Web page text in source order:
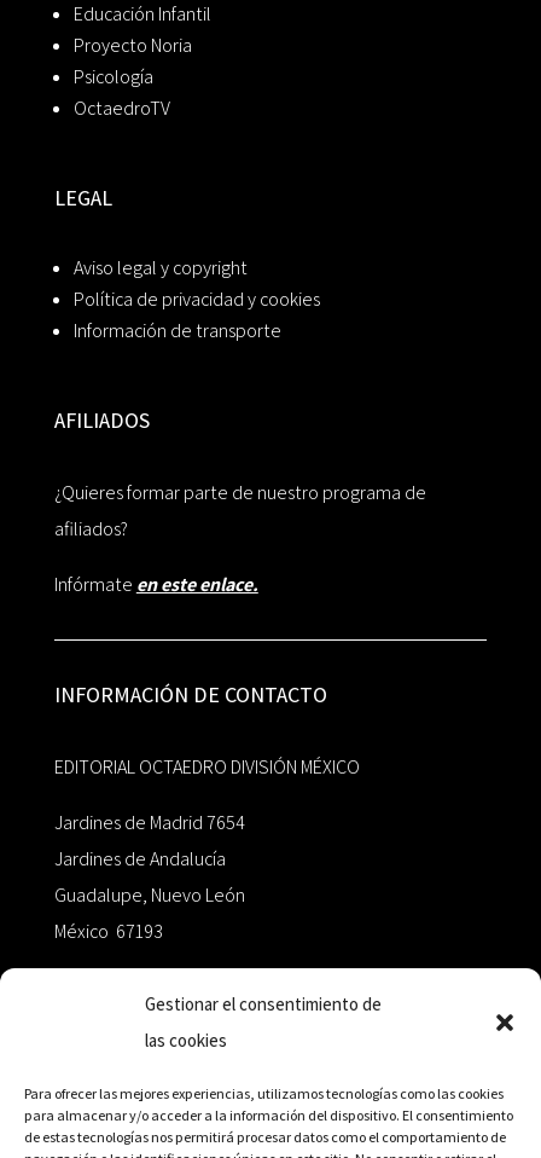
Gestionar el consentimiento de
las cookies
Para ofrecer las mejores experiencias, utilizamos tecnologías como las cookies
para almacenar y/o acceder a la información del dispositivo. El consentimiento
de estas tecnologías nos permitirá procesar datos como el comportamiento de
Educación Infantil
Proyecto Noria
Psicología
OctaedroTV
LEGAL
Aviso legal y copyright
Política de privacidad y cookies
Información de transporte
AFILIADOS
¿Quieres formar parte de nuestro programa de
afiliados?
Infórmate en este enlace.
INFORMACIÓN DE CONTACTO
EDITORIAL OCTAEDRO DIVISIÓN MÉXICO
Jardines de Madrid 7654
Jardines de Andalucía
Guadalupe, Nuevo León
México 67193
+52 811.499.5638
RED DE DISTRIBUCIÓN